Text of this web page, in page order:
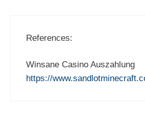
References:
Winsane Casino Auszahlung
https://